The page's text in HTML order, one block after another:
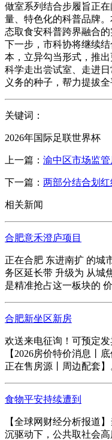
做室系列结合步履旨正
量、特色化的科普品牌
态取食安科普跨界融合
下一步，市科协将继续
本，立异勾当形式，推
科学走出尝试室、走进
义务的种子，帮力提拔
关键词：
2026年国际足联世界杯
上一篇： 渝中区市场监
下一篇： 两部分结合划
相关新闻
合肥意禾澄庐项目
正在合肥 东进南扩 的城
务区延长带 升级为 从城
是精准抢占这一板块的
合肥新坐区新房
欢送来电征询！可预定
【2026房价特价消息丨
正在售房源丨周边配套】
食物平安持续遭到
【全球网财经分析报道
沉驱动下，公共取社会